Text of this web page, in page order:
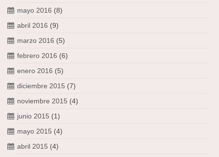
mayo 2016 (8)
abril 2016 (9)
marzo 2016 (5)
febrero 2016 (6)
enero 2016 (5)
diciembre 2015 (7)
noviembre 2015 (4)
junio 2015 (1)
mayo 2015 (4)
abril 2015 (4)